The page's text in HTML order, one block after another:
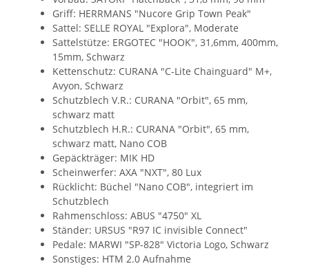
Griff: HERRMANS "Nucore Grip Town Peak"
Sattel: SELLE ROYAL "Explora", Moderate
Sattelstütze: ERGOTEC "HOOK", 31,6mm, 400mm,
15mm, Schwarz
Kettenschutz: CURANA "C-Lite Chainguard" M+,
Avyon, Schwarz
Schutzblech V.R.: CURANA "Orbit", 65 mm,
schwarz matt
Schutzblech H.R.: CURANA "Orbit", 65 mm,
schwarz matt, Nano COB
Gepäckträger: MIK HD
Scheinwerfer: AXA "NXT", 80 Lux
Rücklicht: Büchel "Nano COB", integriert im
Schutzblech
Rahmenschloss: ABUS "4750" XL
Ständer: URSUS "R97 IC invisible Connect"
Pedale: MARWI "SP-828" Victoria Logo, Schwarz
Sonstiges: HTM 2.0 Aufnahme